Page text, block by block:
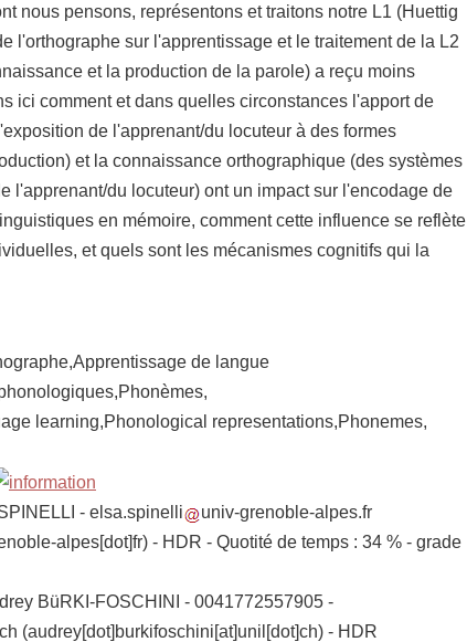
nous pensons, représentons et traitons notre L1 (Huettig
l'orthographe sur l'apprentissage et le traitement de la L2
et la production de la parole) a reçu moins
ici comment et dans quelles circonstances l'apport de
de l'apprenant/du locuteur à des formes
et la connaissance orthographique (des systèmes
l'apprenant/du locuteur) ont un impact sur l'encodage de
en mémoire, comment cette influence se reflète
et quels sont les mécanismes cognitifs qui la
de langue
learning,Phonological representations,Phonemes,
- elsa.spinelli
univ-grenoble-alpes.fr
alpes[dot]fr)- HDR - Quotité de temps : 34 % - grade
BüRKI-FOSCHINI - 0041772557905 -
(audrey[dot]burkifoschini[at]unil[dot]ch)- HDR